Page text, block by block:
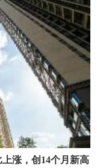
涨，创14个月新高